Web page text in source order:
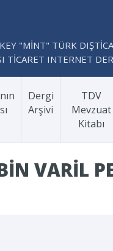
"MİNT" TÜRK
TİCARET INTERNET
Dergi
Arşivi
TDV
Mevzuat
Kitabı
VARIL